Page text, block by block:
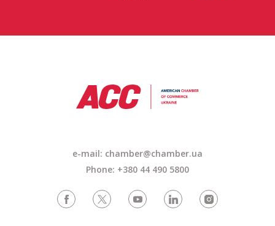
e-mail: chamber@chamber.ua
Phone: +380 44 490 5800